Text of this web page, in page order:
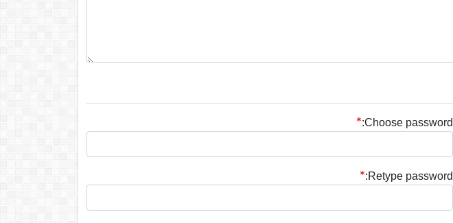
Choose password:
Retype password: